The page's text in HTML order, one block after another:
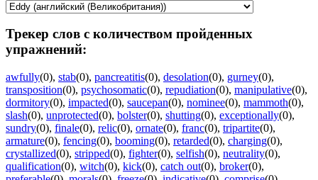
Трекер слов с количеством пройденных
упражнений:
awfully(0), stab(0), pancreatitis(0), desolation(0), gurney(0),
transposition(0), psychosomatic(0), repudiation(0), manipulative(0),
dormitory(0), impacted(0), saucepan(0), nominee(0), mammoth(0),
slash(0), unprotected(0), bolster(0), shutting(0), exceptionally(0),
sundry(0), finale(0), relic(0), ornate(0), franc(0), tripartite(0),
armature(0), fencing(0), booming(0), retarded(0), charging(0),
crystallized(0), stripped(0), fighter(0), selfish(0), neutrality(0),
qualification(0), witch(0), kick(0), catch out(0), broker(0),